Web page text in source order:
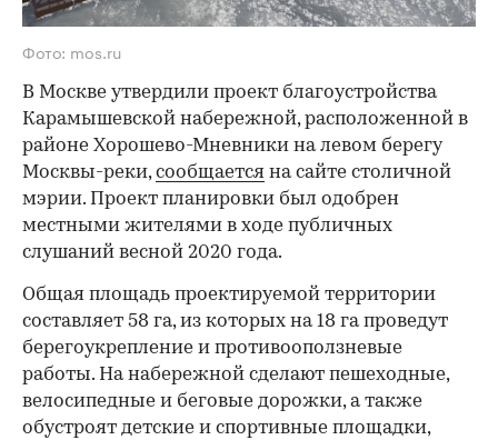
Фото: mos.ru
В Москве утвердили проект благоустройства
Карамышевской набережной, расположенной в
районе Хорошево-Мневники на левом берегу
Москвы-реки,сообщается на сайте столичной
мэрии. Проект планировки был одобрен
местными жителями в ходе публичных
слушаний весной 2020 года.
Общая площадь проектируемой территории
составляет 58 га, из которых на 18 га проведут
берегоукрепление и противооползневые
работы. На набережной сделают пешеходные,
велосипедные и беговые дорожки, а также
обустроят детские и спортивные площадки,